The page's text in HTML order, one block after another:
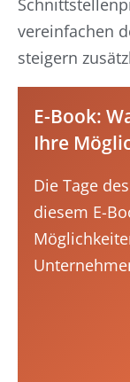
vereinfachen
steigern
E-Book:
Ihre
Die Tage
diesem E-